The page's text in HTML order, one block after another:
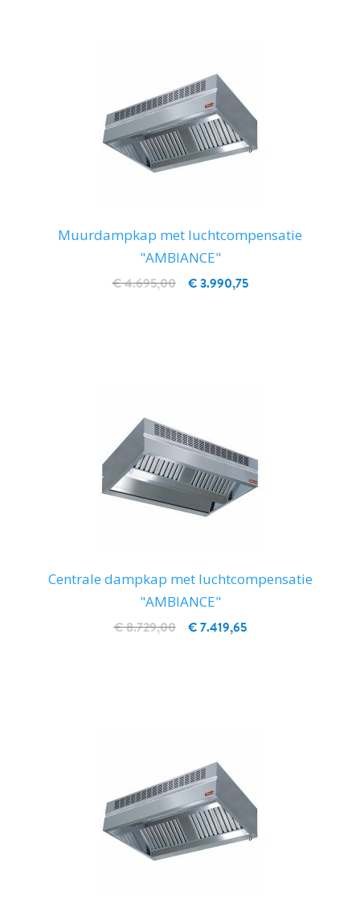
Muurdampkap met luchtcompensatie
"AMBIANCE"
€ 3.990,75
€ 4.695,00
Centrale dampkap met luchtcompensatie
"AMBIANCE"
€ 7.419,65
€ 8.729,00